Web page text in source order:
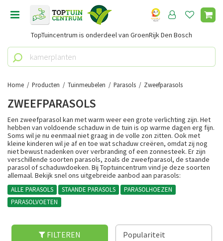
Home Producten Tuinmeubelen Parasols Zweefparasols
TopTuincentrum is onderdeel van GroenRijk Den Bosch
ZWEEFPARASOLS
Een zweefparasol kan met warm weer een grote verlichting zijn. Het
hebben van voldoende schaduw in de tuin is op warme dagen erg fijn.
Soms wil je nu eenmaal niet graag in de volle zon zitten. Ook met
kleine kinderen wil je af en toe wat schaduw creëren, omdat zij nog
niet bewust nadenken over verbranding of een zonnesteek. Er zijn
verschillende soorten parasols, zoals de zweefparasol, de staande
parasol of schaduwdoeken. Bij Toptuincentrum vind je deze soorten
allemaal. Bekijk snel ons uitgebreide aanbod aan parasols:
ALLE PARASOLS STAANDE PARASOLS
PARASOLHOEZEN
PARASOLVOETEN
FILTEREN